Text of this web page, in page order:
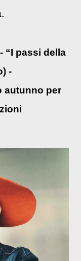
“I passi della
-
autunno per